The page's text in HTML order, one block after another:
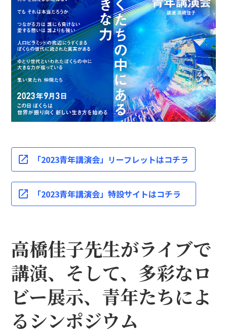
「2023青年講演会」リーフレットはコチラ
「2023青年講演会」特設サイトはコチラ
高橋佳子先生がライブで
講演、そして、多彩なロ
ビー展示、青年たちによ
るシンポジウム